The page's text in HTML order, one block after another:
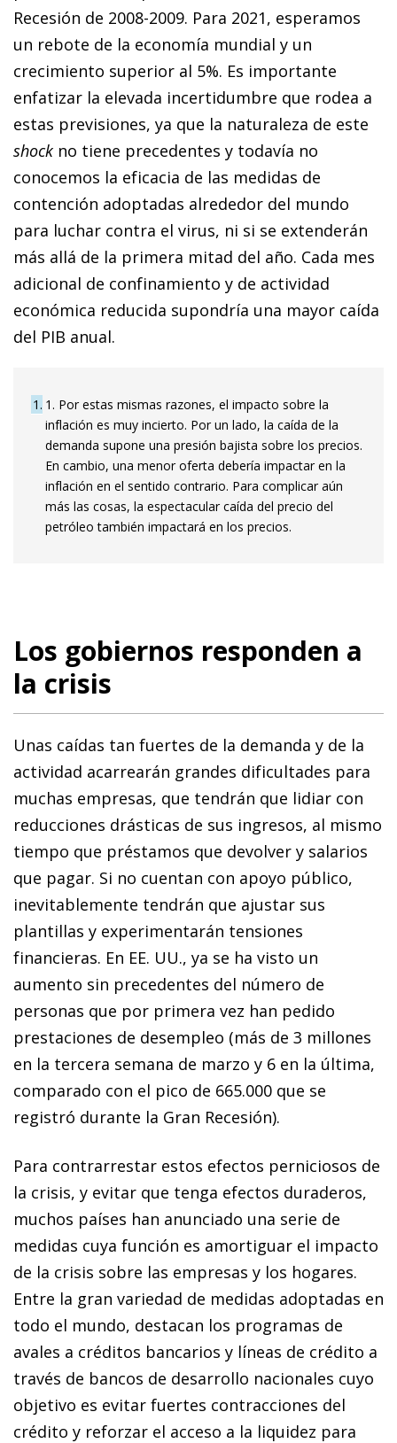
Recesión de 2008-2009. Para 2021, esperamos
un rebote de la economía mundial y un
crecimiento superior al 5%. Es importante
enfatizar la elevada incertidumbre que rodea a
estas previsiones, ya que la naturaleza de este
shock no tiene precedentes y todavía no
conocemos la eficacia de las medidas de
contención adoptadas alrededor del mundo
para luchar contra el virus, ni si se extenderán
más allá de la primera mitad del año. Cada mes
adicional de confinamiento y de actividad
económica reducida supondría una mayor caída
del PIB anual.
1 1. Por estas mismas razones, el impacto sobre la
inflación es muy incierto. Por un lado, la caída de la
demanda supone una presión bajista sobre los precios.
En cambio, una menor oferta debería impactar en la
inflación en el sentido contrario. Para complicar aún
más las cosas, la espectacular caída del precio del
petróleo también impactará en los precios.
Los gobiernos responden a
la crisis
Unas caídas tan fuertes de la demanda y de la
actividad acarrearán grandes dificultades para
muchas empresas, que tendrán que lidiar con
reducciones drásticas de sus ingresos, al mismo
tiempo que préstamos que devolver y salarios
que pagar. Si no cuentan con apoyo público,
inevitablemente tendrán que ajustar sus
plantillas y experimentarán tensiones
financieras. En EE. UU., ya se ha visto un
aumento sin precedentes del número de
personas que por primera vez han pedido
prestaciones de desempleo (más de 3 millones
en la tercera semana de marzo y 6 en la última,
comparado con el pico de 665.000 que se
registró durante la Gran Recesión).
Para contrarrestar estos efectos perniciosos de
la crisis, y evitar que tenga efectos duraderos,
muchos países han anunciado una serie de
medidas cuya función es amortiguar el impacto
de la crisis sobre las empresas y los hogares.
Entre la gran variedad de medidas adoptadas en
todo el mundo, destacan los programas de
avales a créditos bancarios y líneas de crédito a
través de bancos de desarrollo nacionales cuyo
objetivo es evitar fuertes contracciones del
crédito y reforzar el acceso a la liquidez para